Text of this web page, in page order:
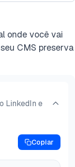
muito
ou
Desative
→ Download
por
Bright Data
latência de
a menor
onde você vai
CMS preserva
LinkedIn e
Copiar